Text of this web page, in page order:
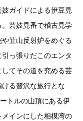
ガイドによる伊豆見
芸妓見番で稽古見学
韮山反射炉をめぐる
っ張りだこのエンタ
てその道を究める芸
る贅沢な旅行とな
トルの山頂にある伊
インにした相模湾の